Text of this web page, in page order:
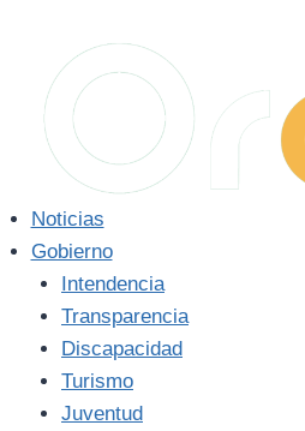
Noticias
Gobierno
Intendencia
Transparencia
Discapacidad
Turismo
Juventud